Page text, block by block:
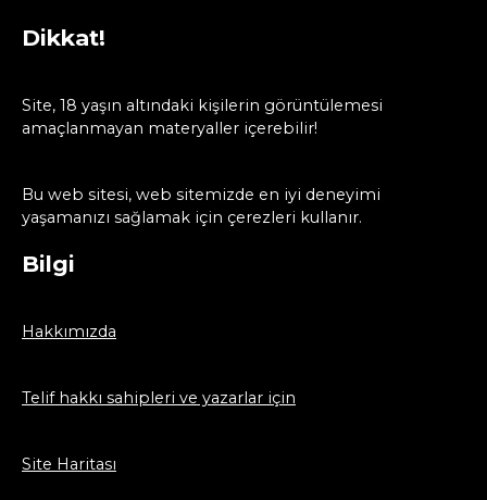
Dikkat!
Site, 18 yaşın altındaki kişilerin görüntülemesi
amaçlanmayan materyaller içerebilir!
Bu web sitesi, web sitemizde en iyi deneyimi
yaşamanızı sağlamak için çerezleri kullanır.
Bilgi
Hakkımızda
Telif hakkı sahipleri ve yazarlar için
Site Haritası